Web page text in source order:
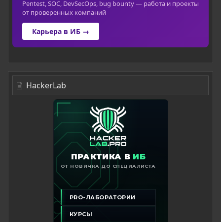
Pentest, SOC, DevSecOps, bug bounty — работа и проекты
от проверенных компаний
Карьера в ИБ →
HackerLab